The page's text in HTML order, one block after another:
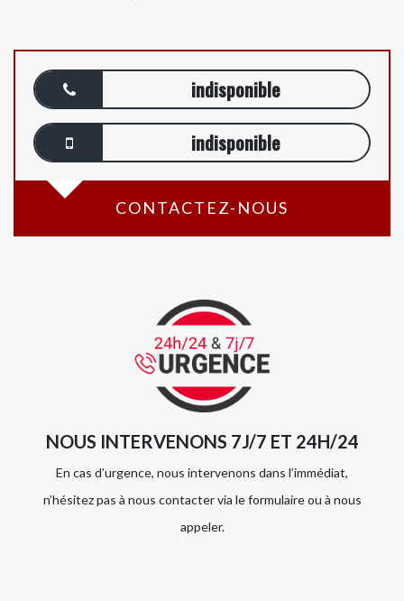
indisponible
indisponible
CONTACTEZ-NOUS
NOUS INTERVENONS 7J/7 ET 24H/24
En cas d’urgence, nous intervenons dans l’immédiat,
n’hésitez pas à nous contacter via le formulaire ou à nous
appeler.